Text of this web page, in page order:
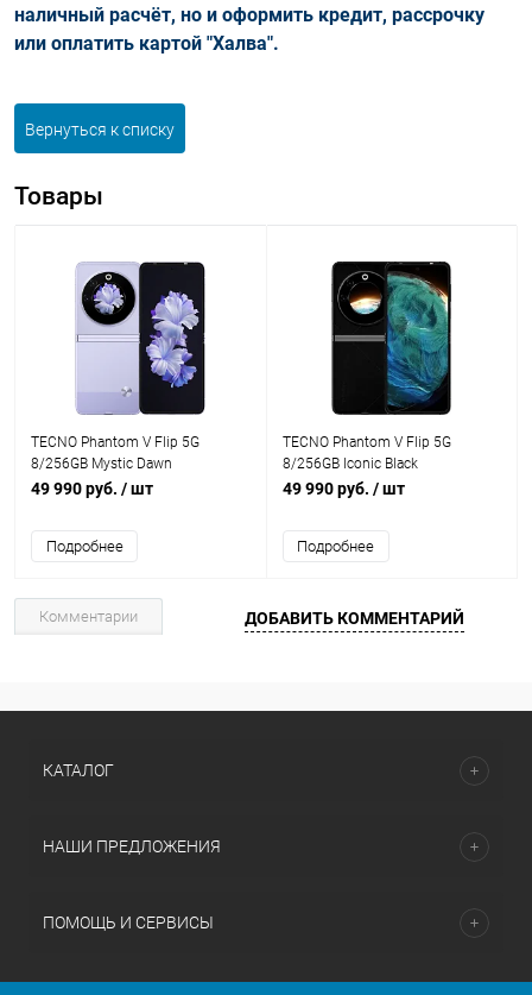
наличный расчёт, но и оформить кредит, рассрочку
или оплатить картой "Халва".
Вернуться к списку
Товары
TECNO Phantom V Flip 5G
8/256GB Mystic Dawn
49 990 руб. / шт
Подробнее
TECNO Phantom V Flip 5G
8/256GB Iconic Black
49 990 руб. / шт
Подробнее
Комментарии ДОБАВИТЬ КОММЕНТАРИЙ
КАТАЛОГ
НАШИ ПРЕДЛОЖЕНИЯ
ПОМОЩЬ И СЕРВИСЫ